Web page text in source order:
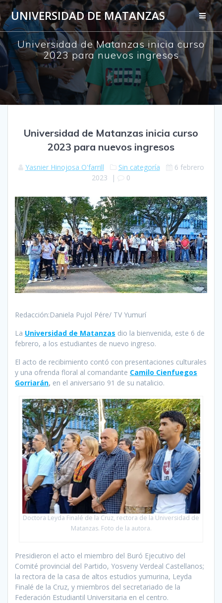
Saltar
al
contenido
UNIVERSIDAD DE MATANZAS
Universidad de Matanzas inicia curso
2023 para nuevos ingresos
Universidad de Matanzas inicia curso
2023 para nuevos ingresos
Yasnier Hinojosa O'farrill Sin categoría
6 febrero
2023 | 0
Redacción:Daniela Pujol Pére/ TV Yumurí
La Universidad de Matanzas dio la bienvenida, este 6 de
febrero, a los estudiantes de nuevo ingreso.
El acto de recibimiento contó con presentaciones culturales
y una ofrenda floral al comandante Camilo Cienfuegos
Gorriarán, en el aniversario 91 de su natalicio.
Doctora Leyda Finalé de la Cruz, rectora de la Universidad de
Matanzas. Foto de la autora.
Presidieron el acto el miembro del Buró Ejecutivo del
Comité provincial del Partido, Yosveny Verdeal Castellanos;
la rectora de la casa de altos estudios yumurina, Leyda
Finalé de la Cruz, y miembros del secretariado de la
Federación Estudiantil Universitaria en el centro.